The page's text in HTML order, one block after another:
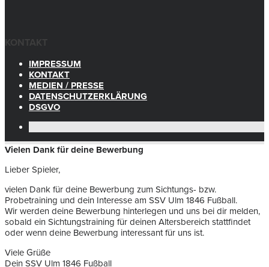
KONTAKT
IMPRESSUM
KONTAKT
MEDIEN / PRESSE
DATENSCHUTZERKLÄRUNG
DSGVO
Vielen Dank für deine Bewerbung
Lieber Spieler,
vielen Dank für deine Bewerbung zum Sichtungs- bzw.
Probetraining und dein Interesse am SSV Ulm 1846 Fußball.
Wir werden deine Bewerbung hinterlegen und uns bei dir melden,
sobald ein Sichtungstraining für deinen Altersbereich stattfindet
oder wenn deine Bewerbung interessant für uns ist.
Viele Grüße
Dein SSV Ulm 1846 Fußball